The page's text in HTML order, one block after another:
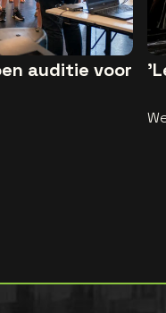
auditie voor